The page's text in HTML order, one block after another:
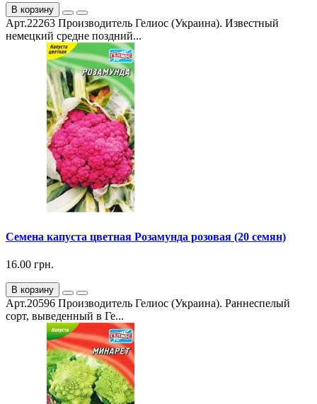
В корзину
Арт.22263 Производитель Гелиос (Украина). Известный
немецкий средне поздний...
Семена капуста цветная Розамунда розовая (20 семян)
16.00 грн.
В корзину
Арт.20596 Производитель Гелиос (Украина). Раннеспелый
сорт, выведенный в Ге...